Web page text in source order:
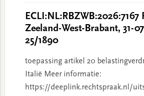
ECLI:NL:RBZWB:2026:7167
Zeeland-West-Brabant, 31-
25/1890
toepassing artikel 20
Italië Meer informatie:
https://deeplink.rechtspraak.nl/